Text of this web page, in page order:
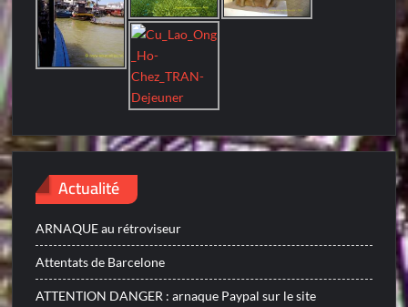
Actualité
ARNAQUE au rétroviseur
Attentats de Barcelone
ATTENTION DANGER : arnaque Paypal sur le site